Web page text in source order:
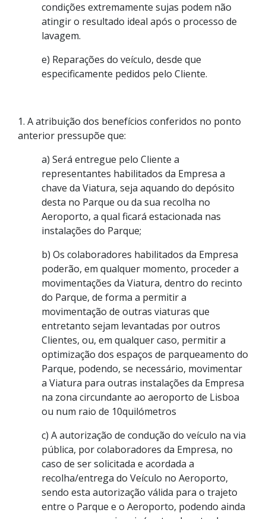
condições extremamente sujas podem não
atingir o resultado ideal após o processo de
lavagem.
e) Reparações do veículo, desde que
especificamente pedidos pelo Cliente.
1. A atribuição dos benefícios conferidos no ponto
anterior pressupõe que:
a) Será entregue pelo Cliente a
representantes habilitados da Empresa a
chave da Viatura, seja aquando do depósito
desta no Parque ou da sua recolha no
Aeroporto, a qual ficará estacionada nas
instalações do Parque;
b) Os colaboradores habilitados da Empresa
poderão, em qualquer momento, proceder a
movimentações da Viatura, dentro do recinto
do Parque, de forma a permitir a
movimentação de outras viaturas que
entretanto sejam levantadas por outros
Clientes, ou, em qualquer caso, permitir a
optimização dos espaços de parqueamento do
Parque, podendo, se necessário, movimentar
a Viatura para outras instalações da Empresa
na zona circundante ao aeroporto de Lisboa
ou num raio de 10quilómetros
c) A autorização de condução do veículo na via
pública, por colaboradores da Empresa, no
caso de ser solicitada e acordada a
recolha/entrega do Veículo no Aeroporto,
sendo esta autorização válida para o trajeto
entre o Parque e o Aeroporto, podendo ainda